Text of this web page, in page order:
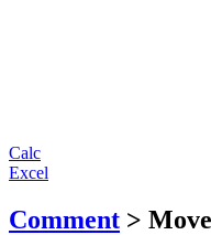
Calc
Excel
Comment >